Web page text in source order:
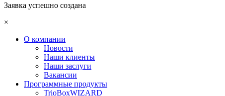
Заявка успешно создана
×
О компании
Новости
Наши клиенты
Наши заслуги
Вакансии
Программные продукты
TrioBoxWIZARD